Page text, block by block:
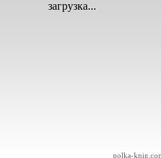
загрузка...
polka-